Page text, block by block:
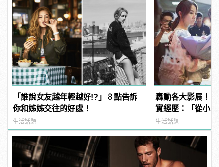
「誰說女友越年輕越好!?」８點告訴
你和姊姊交往的好處！
生活話題
轟動各大影展！
實經歷：「從小
派」
生活話題